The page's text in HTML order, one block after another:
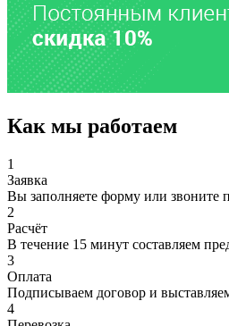
Как мы работаем
1
Заявка
Вы заполняете форму или звоните
2
Расчёт
В течение 15 минут составляем
3
Оплата
Подписываем договор и
4